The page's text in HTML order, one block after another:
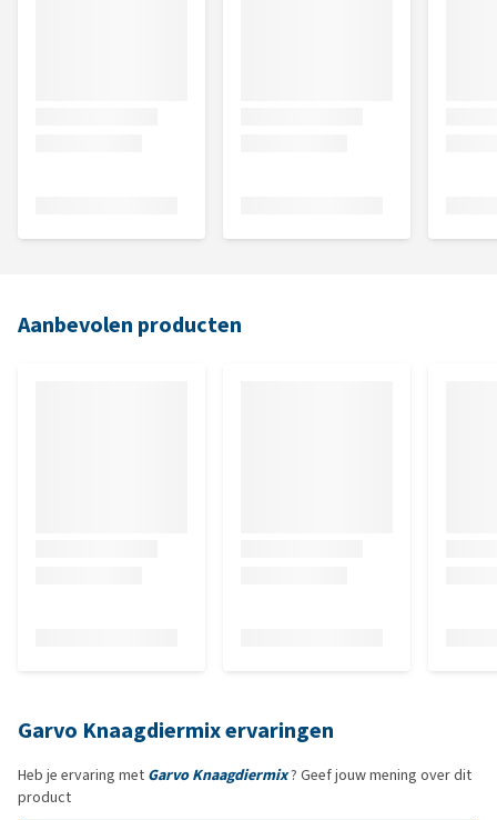
Aanbevolen producten
Garvo Knaagdiermix ervaringen
Heb je ervaring met Garvo Knaagdiermix? Geef jouw mening over dit
product